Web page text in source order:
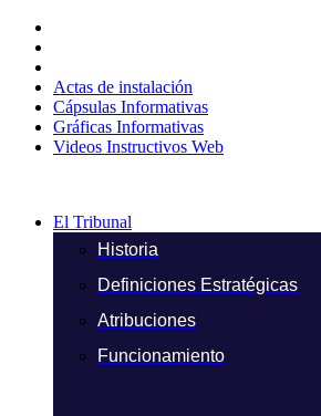
contenido
Actas de instalación
Cápsulas Informativas
Gráficas Informativas
Videos Instructivos Web
El Tribunal
Historia
Definiciones Estratégicas
Atribuciones
Funcionamiento